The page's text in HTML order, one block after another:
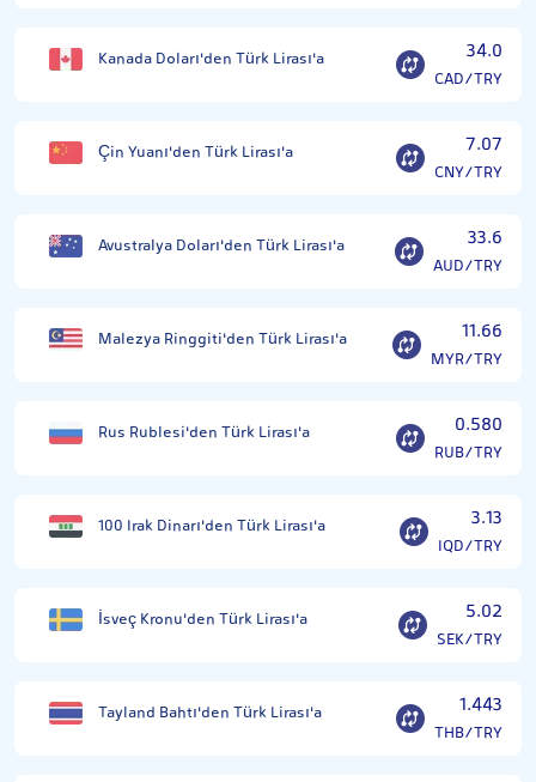
Kanada Doları'den Türk Lirası'a 34.0
CAD/TRY
Çin Yuanı'den Türk Lirası'a 7.07
CNY/TRY
Avustralya Doları'den Türk Lirası'a 33.6
AUD/TRY
Malezya Ringgiti'den Türk Lirası'a 11.66
MYR/TRY
Rus Rublesi'den Türk Lirası'a 0.580
RUB/TRY
100 Irak Dinarı'den Türk Lirası'a 3.13
IQD/TRY
İsveç Kronu'den Türk Lirası'a 5.02
SEK/TRY
Tayland Bahtı'den Türk Lirası'a 1.443
THB/TRY